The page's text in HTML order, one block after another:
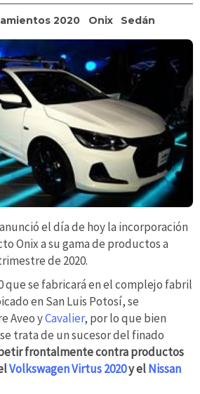
2020 Onix Sedán
el día de hoy la incorporación
Onix a su gama de productos a
de 2020.
que se fabricará en el complejo fabril
en San Luis Potosí, se
Aveo yCavalier, por lo que bien
trata de un sucesor del finado
frontalmente contra productos
Volkswagen Virtus 2020y elNissan